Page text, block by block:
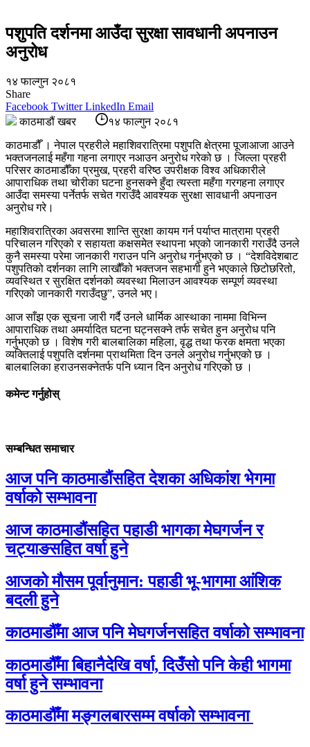
पशुपति दर्शनमा आउँदा सुरक्षा सावधानी अपनाउन
अनुरोध
१४ फाल्गुन २०८१
Share
Facebook Twitter LinkedIn Email
काठमाडौं खबर
१४ फाल्गुन २०८१
काठमाडौँ । नेपाल प्रहरीले महाशिवरात्रिमा पशुपति क्षेत्रमा पूजाआजा आउने
भक्तजनलाई महँगा गहना लगाएर नआउन अनुरोध गरेको छ । जिल्ला प्रहरी
परिसर काठमाडौँका प्रमुख, प्रहरी वरिष्ठ उपरीक्षक विश्व अधिकारीले
आपाराधिक तथा चोरीका घटना हुनसक्ने हुँदा त्यस्ता महँगा गरगहना लगाएर
आउँदा समस्या पर्नेतर्फ सचेत गराउँदै आवश्यक सुरक्षा सावधानी अपनाउन
अनुरोध गरे।
महाशिवरात्रिका अवसरमा शान्ति सुरक्षा कायम गर्न पर्याप्त मात्रामा प्रहरी
परिचालन गरिएको र सहायता कक्षसमेत स्थापना भएको जानकारी गराउँदै उनले
कुनै समस्या परेमा जानकारी गराउन पनि अनुरोध गर्नुभएको छ । “देशविदेशबाट
पशुपतिको दर्शनका लागि लाखौँको भक्तजन सहभागी हुने भएकाले छिटोछरितो,
व्यवस्थित र सुरक्षित दर्शनको व्यवस्था मिलाउन आवश्यक सम्पूर्ण व्यवस्था
गरिएको जानकारी गराउँदछु”, उनले भए।
आज साँझ एक सूचना जारी गर्दै उनले धार्मिक आस्थाका नाममा विभिन्न
आपाराधिक तथा अमर्यादित घटना घट्नसक्ने तर्फ सचेत हुन अनुरोध पनि
गर्नुभएको छ । विशेष गरी बालबालिका महिला, वृद्ध तथा फरक क्षमता भएका
व्यक्तिलाई पशुपति दर्शनमा प्राथमिता दिन उनले अनुरोध गर्नुभएको छ ।
बालबालिका हराउनसक्नेतर्फ पनि ध्यान दिन अनुरोध गरिएको छ ।
कमेन्ट गर्नुहोस्
सम्बन्धित समाचार
आज पनि काठमाडौंसहित देशका अधिकांश भेगमा
वर्षाको सम्भावना
आज काठमाडौंसहित पहाडी भागका मेघगर्जन र
चट्याङसहित वर्षा हुने
आजको मौसम पूर्वानुमान: पहाडी भू-भागमा आंशिक
बदली हुने
काठमाडौँमा आज पनि मेघगर्जनसहित वर्षाको सम्भावना
काठमाडौँमा बिहानैदेखि वर्षा, दिउँसो पनि केही भागमा
वर्षा हुने सम्भावना
काठमाडौँमा मङ्गलबारसम्म वर्षाको सम्भावना